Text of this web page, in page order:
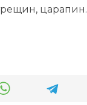
царапин.